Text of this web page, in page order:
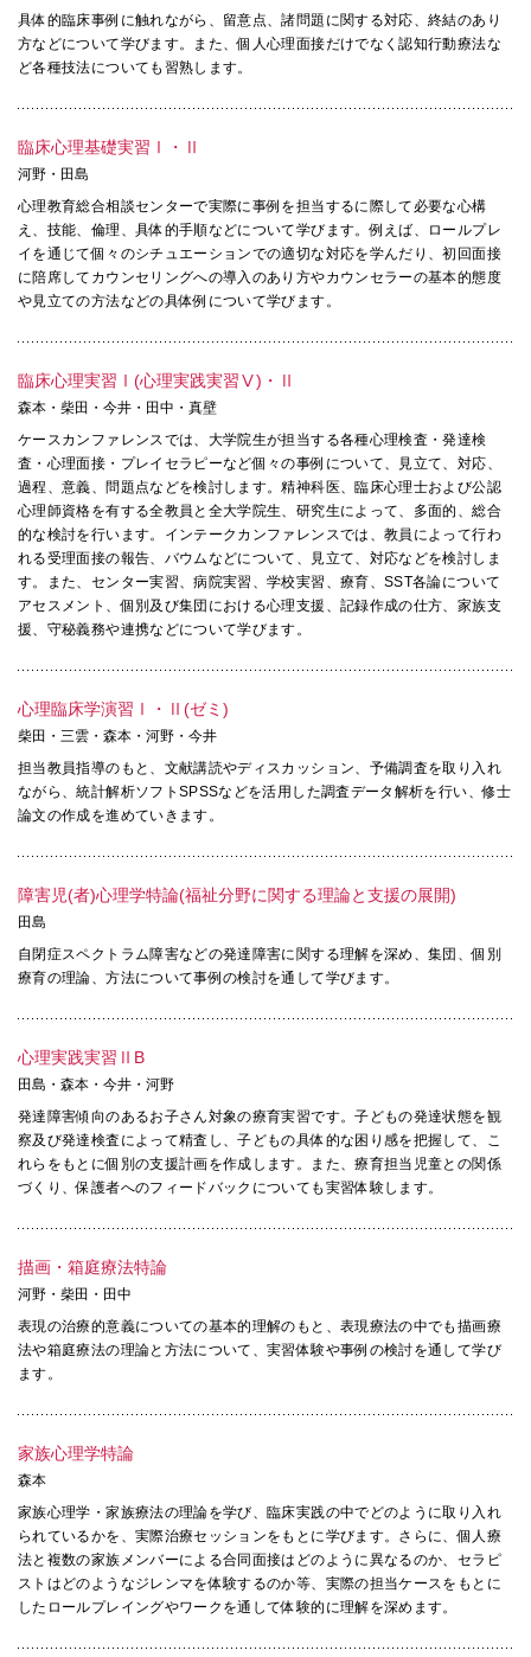
具体的臨床事例に触れながら、留意点、諸問題に関する対応、終結のあり
方などについて学びます。また、個人心理面接だけでなく認知行動療法な
ど各種技法についても習熟します。
臨床心理基礎実習Ⅰ・Ⅱ
河野・田島
心理教育総合相談センターで実際に事例を担当するに際して必要な心構
え、技能、倫理、具体的手順などについて学びます。例えば、ロールプレ
イを通じて個々のシチュエーションでの適切な対応を学んだり、初回面接
に陪席してカウンセリングへの導入のあり方やカウンセラーの基本的態度
や見立ての方法などの具体例について学びます。
臨床心理実習Ⅰ(心理実践実習Ⅴ)・Ⅱ
森本・柴田・今井・田中・真壁
ケースカンファレンスでは、大学院生が担当する各種心理検査・発達検
査・心理面接・プレイセラピーなど個々の事例について、見立て、対応、
過程、意義、問題点などを検討します。精神科医、臨床心理士および公認
心理師資格を有する全教員と全大学院生、研究生によって、多面的、総合
的な検討を行います。インテークカンファレンスでは、教員によって行わ
れる受理面接の報告、バウムなどについて、見立て、対応などを検討しま
す。また、センター実習、病院実習、学校実習、療育、SST各論について
アセスメント、個別及び集団における心理支援、記録作成の仕方、家族支
援、守秘義務や連携などについて学びます。
心理臨床学演習Ⅰ・Ⅱ(ゼミ)
柴田・三雲・森本・河野・今井
担当教員指導のもと、文献講読やディスカッション、予備調査を取り入れ
ながら、統計解析ソフトSPSSなどを活用した調査データ解析を行い、修士
論文の作成を進めていきます。
障害児(者)心理学特論(福祉分野に関する理論と支援の展開)
田島
自閉症スペクトラム障害などの発達障害に関する理解を深め、集団、個別
療育の理論、方法について事例の検討を通して学びます。
心理実践実習ⅡB
田島・森本・今井・河野
発達障害傾向のあるお子さん対象の療育実習です。子どもの発達状態を観
察及び発達検査によって精査し、子どもの具体的な困り感を把握して、こ
れらをもとに個別の支援計画を作成します。また、療育担当児童との関係
づくり、保護者へのフィードバックについても実習体験します。
描画・箱庭療法特論
河野・柴田・田中
表現の治療的意義についての基本的理解のもと、表現療法の中でも描画療
法や箱庭療法の理論と方法について、実習体験や事例の検討を通して学び
ます。
家族心理学特論
森本
家族心理学・家族療法の理論を学び、臨床実践の中でどのように取り入れ
られているかを、実際治療セッションをもとに学びます。さらに、個人療
法と複数の家族メンバーによる合同面接はどのように異なるのか、セラピ
ストはどのようなジレンマを体験するのか等、実際の担当ケースをもとに
したロールプレイングやワークを通して体験的に理解を深めます。